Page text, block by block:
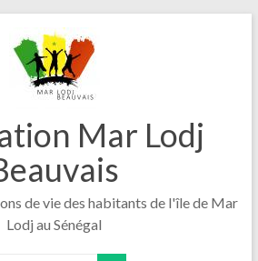
Mar Lodj
de vie des habitants de l'île de Mar
Lodj au Sénégal